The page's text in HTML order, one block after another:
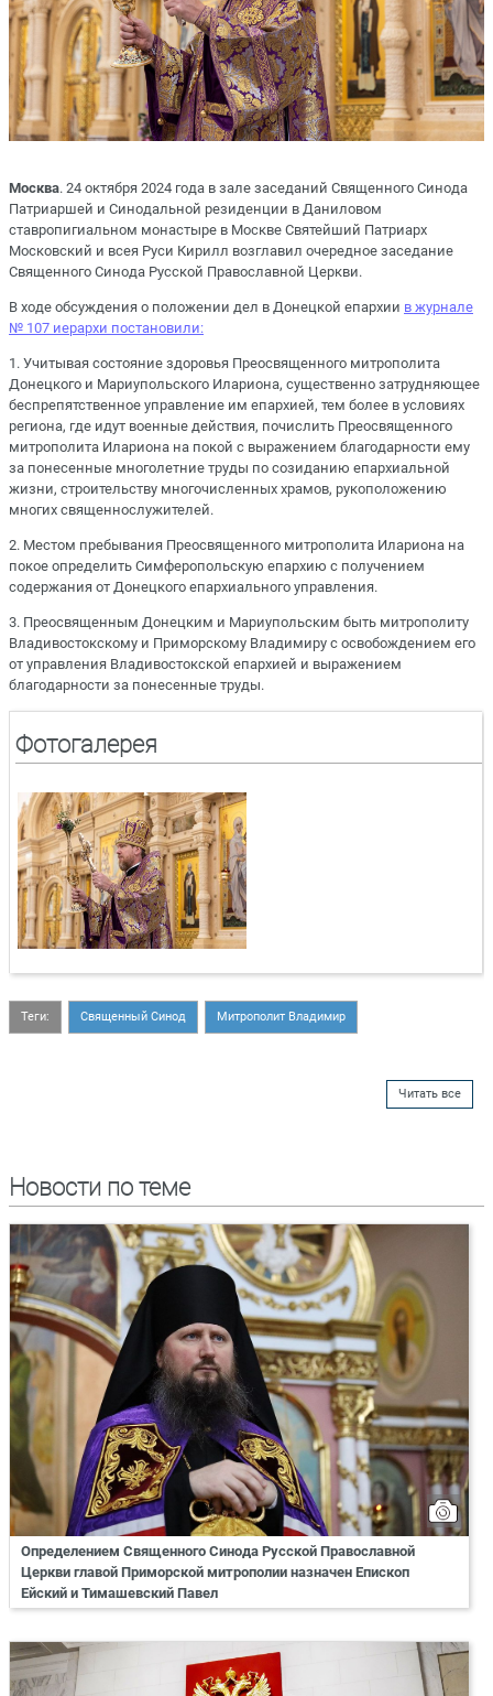
Москва. 24 октября 2024 года в зале заседаний Священного Синода
Патриаршей и Синодальной резиденции в Даниловом
ставропигиальном монастыре в Москве Святейший Патриарх
Московский и всея Руси Кирилл возглавил очередное заседание
Священного Синода Русской Православной Церкви.
В ходе обсуждения о положении дел в Донецкой епархии в журнале
№ 107 иерархи постановили:
1.⁠ ⁠Учитывая состояние здоровья Преосвященного митрополита
Донецкого и Мариупольского Илариона, существенно затрудняющее
беспрепятственное управление им епархией, тем более в условиях
региона, где идут военные действия, почислить Преосвященного
митрополита Илариона на покой с выражением благодарности ему
за понесенные многолетние труды по созиданию епархиальной
жизни, строительству многочисленных храмов, рукоположению
многих священнослужителей.
2.⁠ ⁠Местом пребывания Преосвященного митрополита Илариона на
покое определить Симферопольскую епархию с получением
содержания от Донецкого епархиального управления.
3.⁠ ⁠Преосвященным Донецким и Мариупольским быть митрополиту
Владивостокскому и Приморскому Владимиру с освобождением его
от управления Владивостокской епархией и выражением
благодарности за понесенные труды.
Фотогалерея
Теги: Священный Синод Митрополит Владимир
Читать все
Новости по теме
Определением Священного Синода Русской Православной
Церкви главой Приморской митрополии назначен Епископ
Ейский и Тимашевский Павел